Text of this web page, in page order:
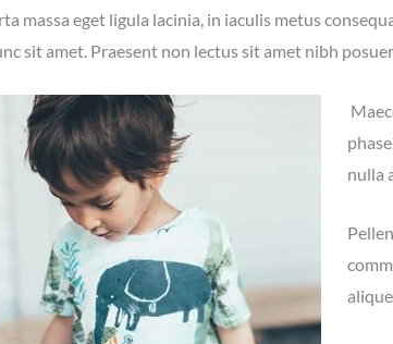
massa eget ligula lacinia, in iaculis metus
sit amet. Praesent non lectus sit amet nibh
nulla